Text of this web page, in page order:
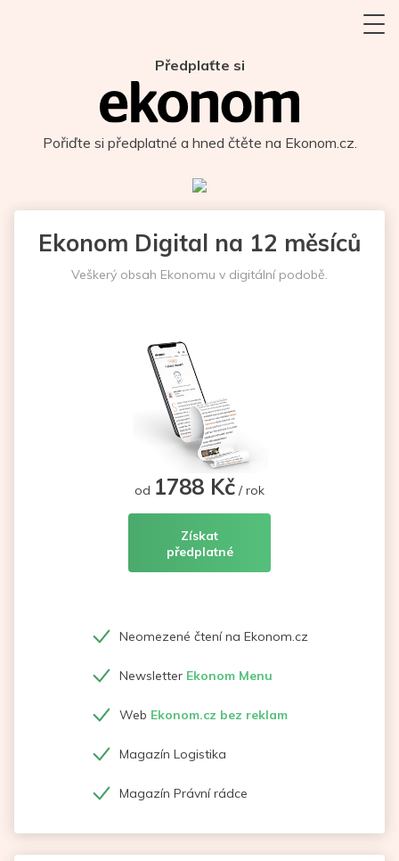
Předplaťte si
Pořiďte si předplatné a hned čtěte na Ekonom.cz.
Ekonom Digital na 12 měsíců
Veškerý obsah Ekonomu v digitální podobě.
od 1788 Kč / rok
Získat
předplatné
Neomezené čtení na Ekonom.cz
Newsletter Ekonom Menu
Web Ekonom.cz bez reklam
Magazín Logistika
Magazín Právní rádce